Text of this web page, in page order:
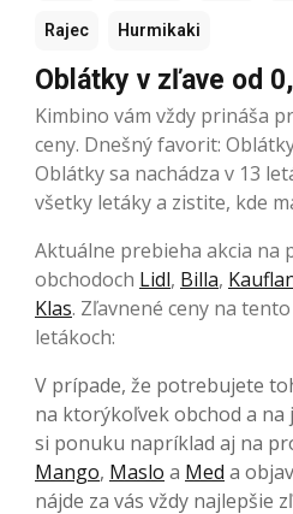
Rajec Hurmikaki
Oblátky v zľave od
Kimbino vám vždy prináša
ceny. Dnešný favorit:
Oblátky sa nachádza v 13
všetky letáky a zistite, kde
Aktuálne prebieha akcia na
obchodoch Lidl, Billa,
Klas. Zľavnené ceny na
letákoch:
V prípade, že potrebujete
na ktorýkoľvek obchod a na
si ponuku napríklad aj na
Mango, Maslo a Med a
nájde za vás vždy najlepšie